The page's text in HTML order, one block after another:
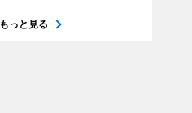
もっと見る